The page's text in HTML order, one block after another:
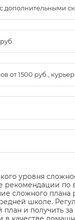
дополнительными
от 1500 руб.,
уровня
рекомендации
сложного плана
школе.
и получить за